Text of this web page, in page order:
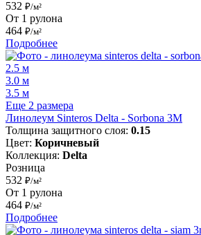
532 ₽/м²
От 1 рулона
464 ₽/м²
Подробнее
2.5 м
3.0 м
3.5 м
Еще 2 размера
Линолеум Sinteros Delta - Sorbona 3M
Толщина защитного слоя: 0.15
Цвет: Коричневый
Коллекция: Delta
Розница
532 ₽/м²
От 1 рулона
464 ₽/м²
Подробнее